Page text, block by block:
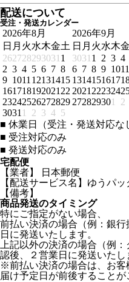
配送について
受注・発送カレンダー
2026年8月
日 月 火水木金土
262728293031 1
2 3 4 5 6 7 8
9 1011 12131415
161718192021 22
23242526272829
3031 1 2 3 4 5
2026年9月
日 月 火水木金
3031 1 2 3 4
6 7 8 9 1011
1314151617
2021 222324
272829301 2
■ 休業日（受注・発送対応な
■ 受注対応のみ
■ 発送対応のみ
宅配便
【業者】 日本郵便
【配送サービス名】ゆうパッ
【備考】
商品発送のタイミング
特にご指定がない場合、
前払い決済の場合（例：銀
日に発送いたします。
上記以外の決済の場合（例
認後、２営業日に発送いたし
※前払い決済の場合は、お客
届け予定日が前後することが